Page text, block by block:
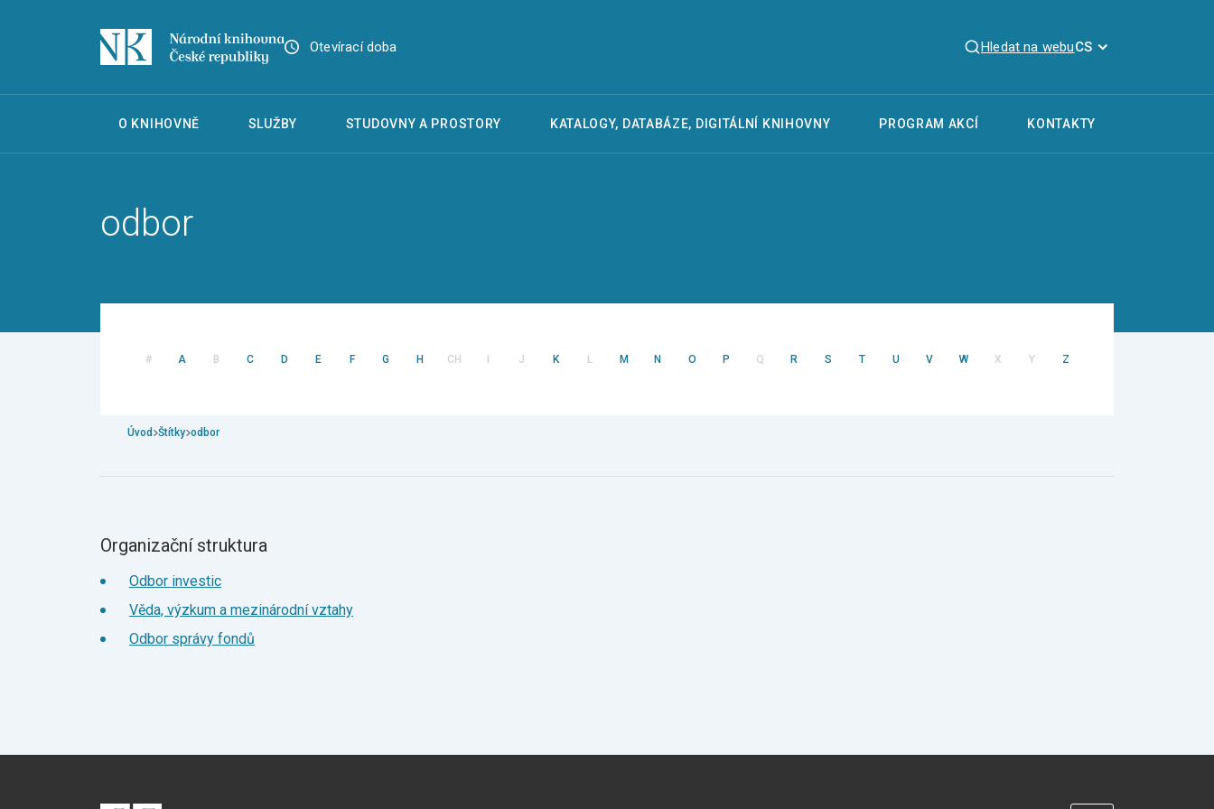
Otevírací doba Hledat na webuCS
O KNIHOVNĚ SLUŽBY STUDOVNY A PROSTORY KATALOGY, DATABÁZE, DIGITÁLNÍ KNIHOVNY PROGRAM AKCÍ KONTAKTY
odbor
# A B C D E F G H CH J K L M N O P Q R S T U V W X Y Z
Úvod Štítky odbor
Organizační struktura
Odbor investic
Věda, výzkum a mezinárodní vztahy
Odbor správy fondů